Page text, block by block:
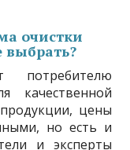
очистки
выбрать?
потребителю
качественной
цены
но есть и
и эксперты